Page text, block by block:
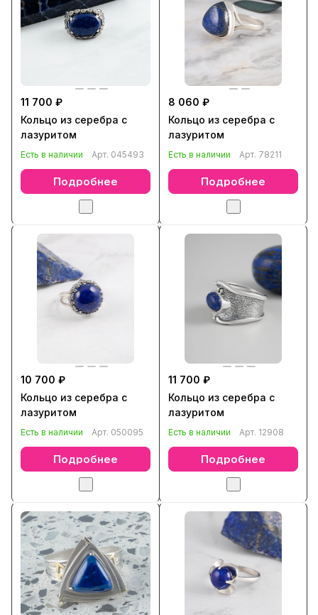
11 700 ₽
Кольцо из серебра с
лазуритом
Есть в наличии Арт. 045493
Подробнее
8 060 ₽
Кольцо из серебра с
лазуритом
Есть в наличии Арт. 78211
Подробнее
10 700 ₽
Кольцо из серебра с
лазуритом
Есть в наличии Арт. 050095
Подробнее
11 700 ₽
Кольцо из серебра с
лазуритом
Есть в наличии Арт. 12908
Подробнее